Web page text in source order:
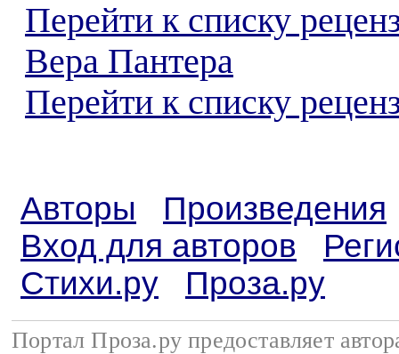
Перейти к списку
Вера Пантера
Перейти к списку
Авторы
Произведения
Вход для авторов
Стихи.ру
Проза.ру
Портал Проза.ру предоставляет